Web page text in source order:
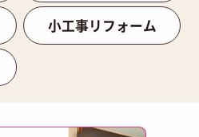
小工事リフォーム